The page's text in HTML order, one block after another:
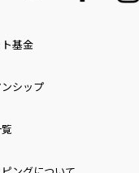
基金
シップ